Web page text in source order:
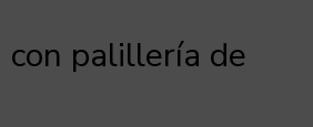
con palillería de